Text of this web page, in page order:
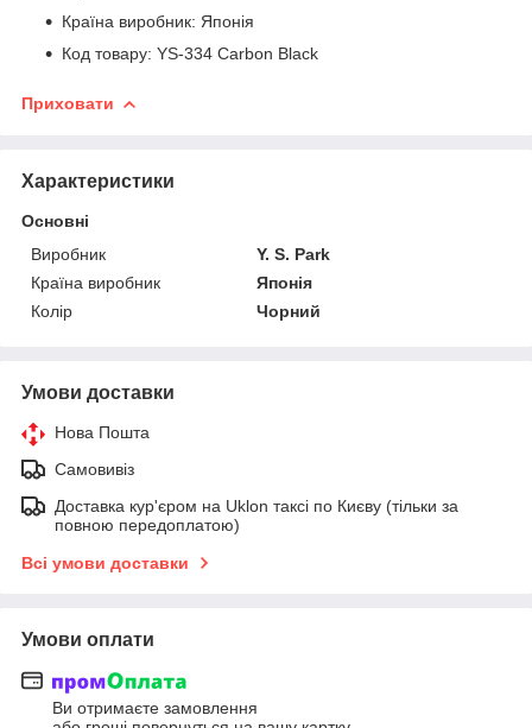
Країна виробник: Японія
Код товару: YS-334 Carbon Black
Приховати
Характеристики
Основні
Виробник
Y. S. Park
Країна виробник
Японія
Колір
Чорний
Умови доставки
Нова Пошта
Самовивіз
Доставка кур'єром на Uklon таксі по Києву (тільки за
повною передоплатою)
Всі умови доставки
Умови оплати
Ви отримаєте замовлення